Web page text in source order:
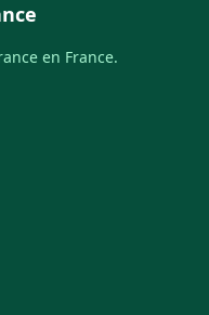
en France.